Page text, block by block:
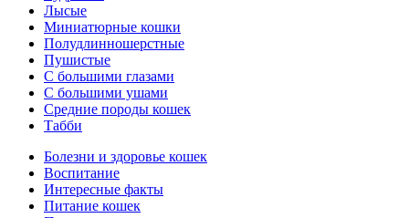
Лысые
Миниатюрные кошки
Полудлинношерстные
Пушистые
С большими глазами
С большими ушами
Средние породы кошек
Табби
Болезни и здоровье кошек
Воспитание
Интересные факты
Питание кошек